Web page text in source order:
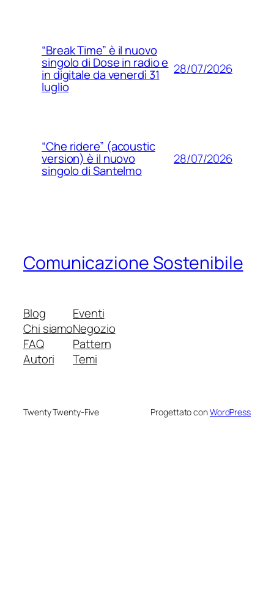
“Break Time” è il nuovo
singolo di Dose in radio e
in digitale da venerdì 31
luglio
28/07/2026
“Che ridere” (acoustic
version) è il nuovo
singolo di Santelmo
28/07/2026
Comunicazione Sostenibile
Blog
Chi siamo
FAQ
Autori
Eventi
Negozio
Pattern
Temi
Twenty Twenty-Five Progettato conWordPress